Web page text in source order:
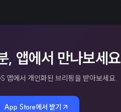
, 앱에서 만나보세요
앱에서 개인화된 브리핑을 받아보세요.
App Store에서 받기